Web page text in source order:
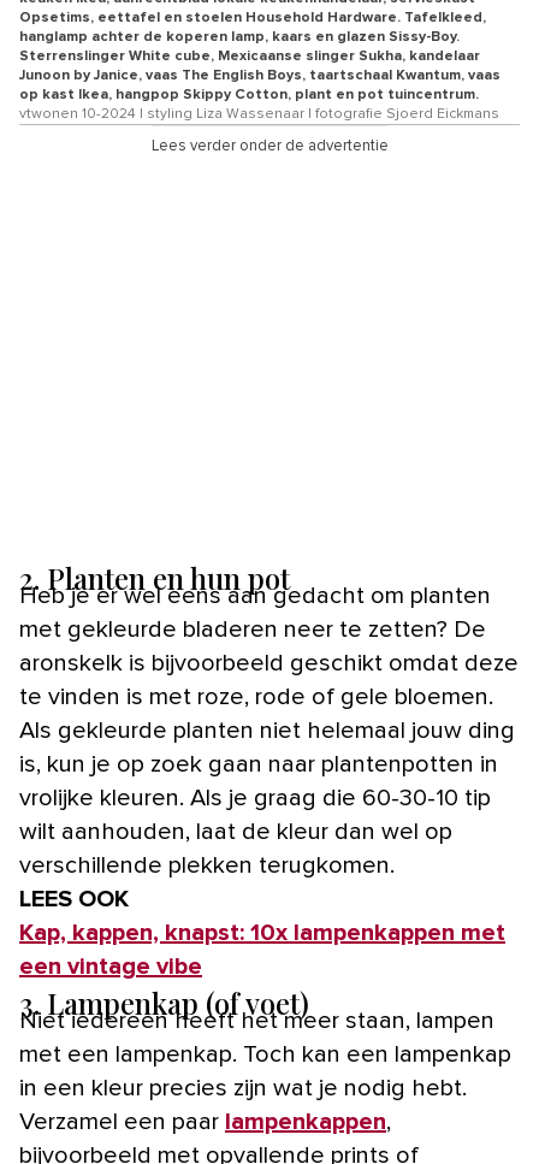
Opsetims, eettafel en stoelen Household Hardware. Tafelkleed,
hanglamp achter de koperen lamp, kaars en glazen Sissy-Boy.
Sterrenslinger White cube, Mexicaanse slinger Sukha, kandelaar
Junoon by Janice, vaas The English Boys, taartschaal Kwantum, vaas
op kast Ikea, hangpop Skippy Cotton, plant en pot tuincentrum.
vtwonen 10-2024 | styling Liza Wassenaar | fotografie Sjoerd Eickmans
Lees verder onder de advertentie
2. Planten en hun pot
Heb je er wel eens aan gedacht om planten
met gekleurde bladeren neer te zetten? De
aronskelk is bijvoorbeeld geschikt omdat deze
te vinden is met roze, rode of gele bloemen.
Als gekleurde planten niet helemaal jouw ding
is, kun je op zoek gaan naar plantenpotten in
vrolijke kleuren. Als je graag die 60-30-10 tip
wilt aanhouden, laat de kleur dan wel op
verschillende plekken terugkomen.
LEES OOK
Kap, kappen, knapst: 10x lampenkappen met
een vintage vibe
3. Lampenkap (of voet)
Niet iedereen heeft het meer staan, lampen
met een lampenkap. Toch kan een lampenkap
in een kleur precies zijn wat je nodig hebt.
Verzamel een paar lampenkappen,
bijvoorbeeld met opvallende prints of